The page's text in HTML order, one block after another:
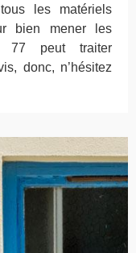
les matériels
bien mener les
77 peut traiter
donc, n’hésitez